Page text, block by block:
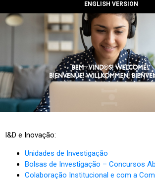
ENGLISH VERSION
I&D e Inovação:
Unidades de Investigação
Bolsas de Investigação – Concursos
Colaboração Institucional e com a